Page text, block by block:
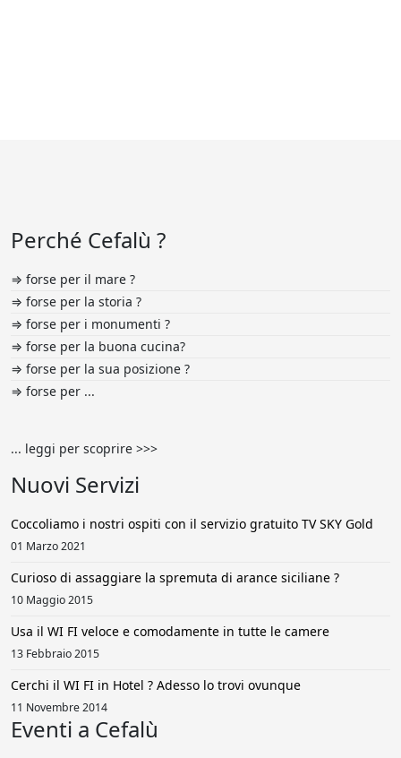
Perché Cefalù ?
⇒ forse per il mare ?
⇒ forse per la storia ?
⇒ forse per i monumenti ?
⇒ forse per la buona cucina?
⇒ forse per la sua posizione ?
⇒ forse per ...
... leggi per scoprire >>>
Nuovi Servizi
Coccoliamo i nostri ospiti con il servizio gratuito TV SKY Gold
01 Marzo 2021
Curioso di assaggiare la spremuta di arance siciliane ?
10 Maggio 2015
Usa il WI FI veloce e comodamente in tutte le camere
13 Febbraio 2015
Cerchi il WI FI in Hotel ? Adesso lo trovi ovunque
11 Novembre 2014
Eventi a Cefalù